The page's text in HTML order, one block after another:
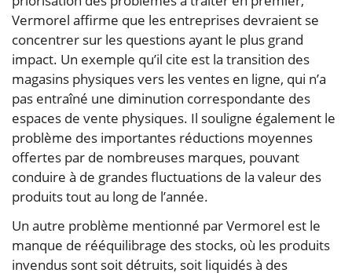
Vermorel affirme que les entreprises devraient se
concentrer sur les questions ayant le plus grand
impact. Un exemple qu’il cite est la transition des
magasins physiques vers les ventes en ligne, qui n’a
pas entraîné une diminution correspondante des
espaces de vente physiques. Il souligne également le
problème des importantes réductions moyennes
offertes par de nombreuses marques, pouvant
conduire à de grandes fluctuations de la valeur des
produits tout au long de l’année.
Un autre problème mentionné par Vermorel est le
manque de rééquilibrage des stocks, où les produits
invendus sont soit détruits, soit liquidés à des